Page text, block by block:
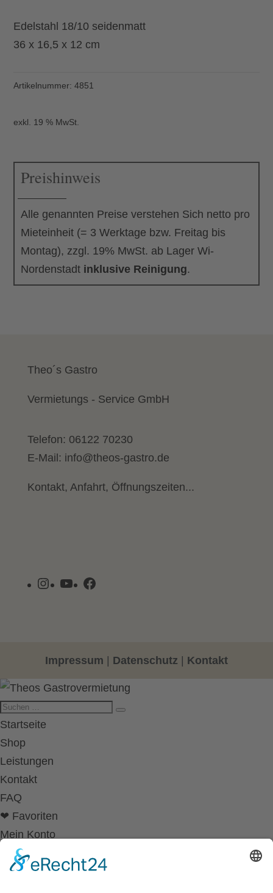
Edelstahl 18/10 seidenmatt
36 x 16,5 x 12 cm
Artikelnummer:4851
exkl. 19 % MwSt.
Preishinweis
Alle genannten Preise verstehen Sich netto pro
Mieteinheit (= 3 Werktage bzw. Freitag bis
Montag), zzgl. 19% MwSt. ab Lager Wi-
Nordenstadt inklusive Reinigung.
Theo´s Gastro
Vermietungs - Service GmbH
Telefon: 06122 70230
E-Mail: info@theos-gastro.de
Kontakt, Anfahrt, Öffnungszeiten...
Instagram
YouTubeFacebook
Impressum Datenschutz Kontakt
Startseite
Shop
Leistungen
Kontakt
FAQ
❤ Favoriten
Mein Konto